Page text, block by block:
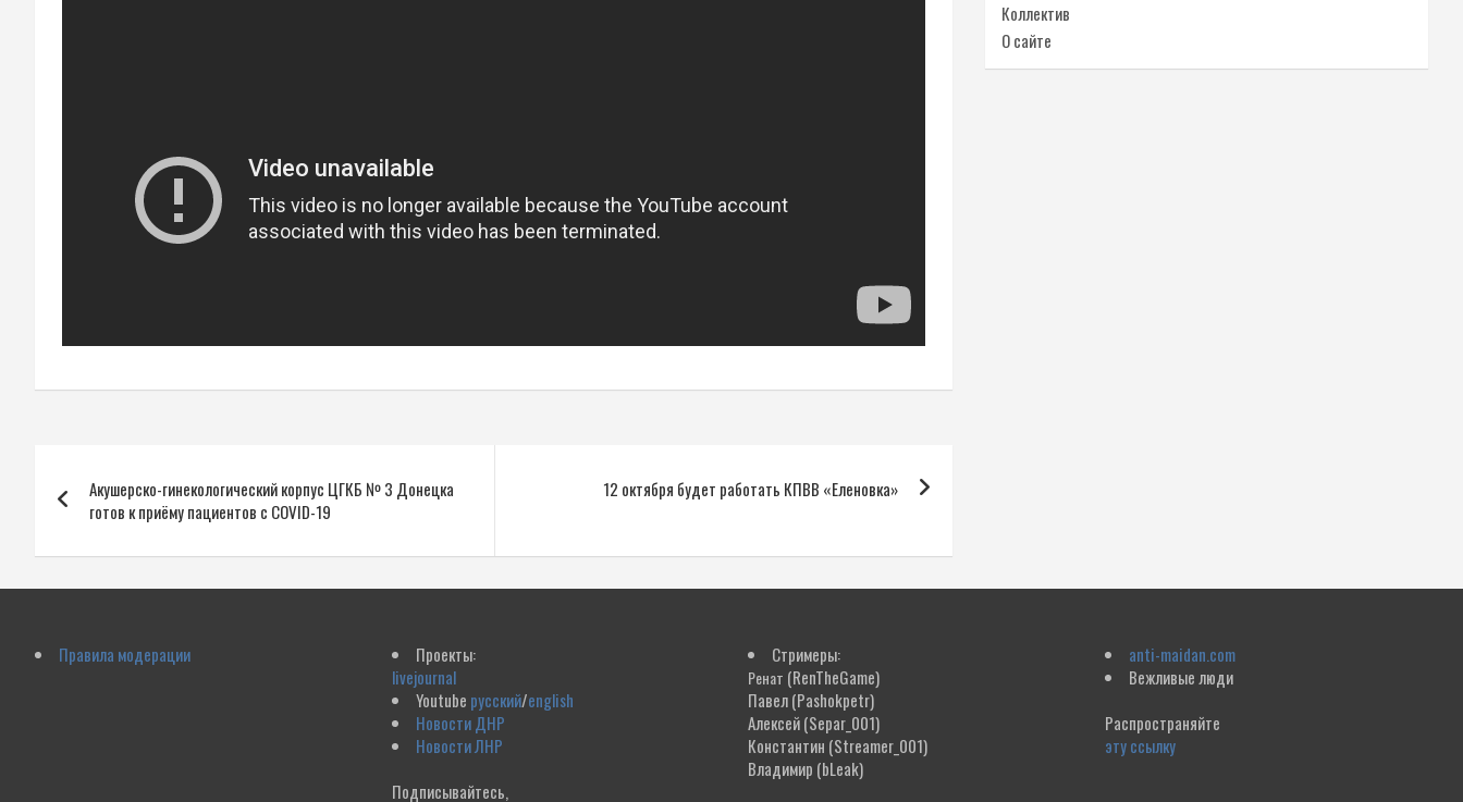
по
записям
Акушерско-гинекологический корпус ЦГКБ № 3 Донецка
готов к приёму пациентов с COVID-19
12 октября будет работать КПВВ «Еленовка»
Коллектив
О сайте
Правила модерации
Проекты:
livejournal
Youtube русский/english
Новости ДНР
Новости ЛНР
Подписывайтесь,
Стримеры:
Ренат (RenTheGame)
Павел(Pashokpetr)
Алексей(Separ_001)
Константин (Streamer_001)
Владимир (bLeak)
anti-maidan.com
Вежливые люди
Распространяйте
эту ссылку